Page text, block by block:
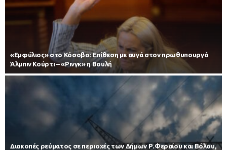
«Εμφύλιος» στο Κόσοβο: Επίθεση με αυγά στον πρωθυπουργό
Άλμπιν Κούρτι – «Ρινγκ» η Βουλή
Διακοπές ρεύματος σε περιοχές των Δήμων Ρ.Φεραίου και Βόλου,